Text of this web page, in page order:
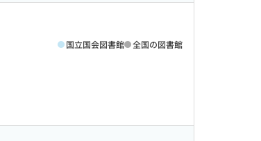
国立国会図書館 全国の図書館